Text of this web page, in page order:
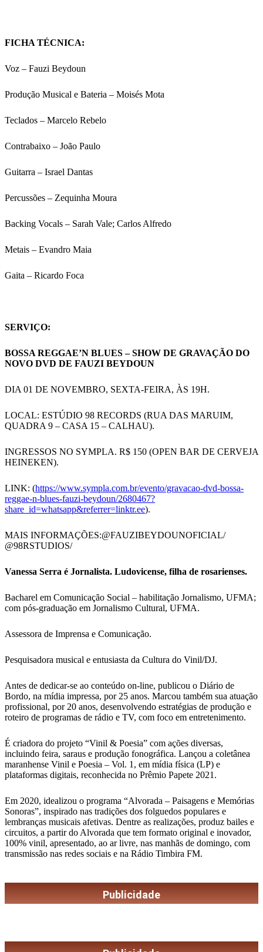
FICHA TÉCNICA:
Voz – Fauzi Beydoun
Produção Musical e Bateria – Moisés Mota
Teclados – Marcelo Rebelo
Contrabaixo – João Paulo
Guitarra – Israel Dantas
Percussões – Zequinha Moura
Backing Vocals – Sarah Vale; Carlos Alfredo
Metais – Evandro Maia
Gaita – Ricardo Foca
SERVIÇO:
BOSSA REGGAE’N BLUES – SHOW DE GRAVAÇÃO DO
NOVO DVD DE FAUZI BEYDOUN
DIA 01 DE NOVEMBRO, SEXTA-FEIRA, ÀS 19H.
LOCAL: ESTÚDIO 98 RECORDS (RUA DAS MARUIM,
QUADRA 9 – CASA 15 – CALHAU).
INGRESSOS NO SYMPLA. R$ 150 (OPEN BAR DE CERVEJA
HEINEKEN).
LINK: (https://www.sympla.com.br/evento/gravacao-dvd-bossa-
reggae-n-blues-fauzi-beydoun/2680467?
share_id=whatsapp&referrer=linktr.ee).
MAIS INFORMAÇÕES:@FAUZIBEYDOUNOFICIAL/
@98RSTUDIOS/
Vanessa Serra é Jornalista. Ludovicense, filha de rosarienses.
Bacharel em Comunicação Social – habilitação Jornalismo, UFMA;
com pós-graduação em Jornalismo Cultural, UFMA.
Assessora de Imprensa e Comunicação.
Pesquisadora musical e entusiasta da Cultura do Vinil/DJ.
Antes de dedicar-se ao conteúdo on-line, publicou o Diário de
Bordo, na mídia impressa, por 25 anos. Marcou também sua atuação
profissional, por 20 anos, desenvolvendo estratégias de produção e
roteiro de programas de rádio e TV, com foco em entretenimento.
É criadora do projeto “Vinil & Poesia” com ações diversas,
incluindo feira, saraus e produção fonográfica. Lançou a coletânea
maranhense Vinil e Poesia – Vol. 1, em mídia física (LP) e
plataformas digitais, reconhecida no Prêmio Papete 2021.
Em 2020, idealizou o programa “Alvorada – Paisagens e Memórias
Sonoras”, inspirado nas tradições dos folguedos populares e
lembranças musicais afetivas. Dentre as realizações, produz bailes e
circuitos, a partir do Alvorada que tem formato original e inovador,
100% vinil, apresentado, ao ar livre, nas manhãs de domingo, com
transmissão nas redes sociais e na Rádio Timbira FM.
Publicidade